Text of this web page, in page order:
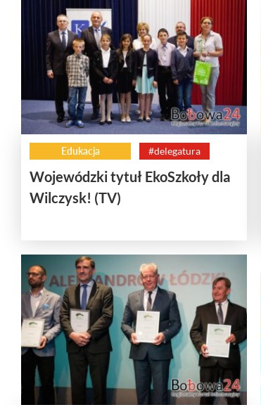
Edukacja #delegatura
Wojewódzki tytuł EkoSzkoły dla
Wilczysk! (TV)